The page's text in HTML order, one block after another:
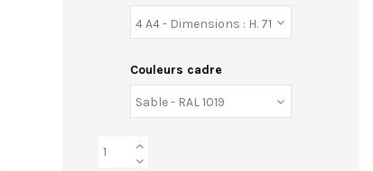
Couleurs cadre